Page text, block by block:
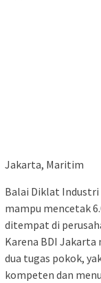
Jakarta, Maritim
Balai Diklat
mampu mencetak
ditempat di
Karena BDI
dua tugas pokok,
kompeten dan